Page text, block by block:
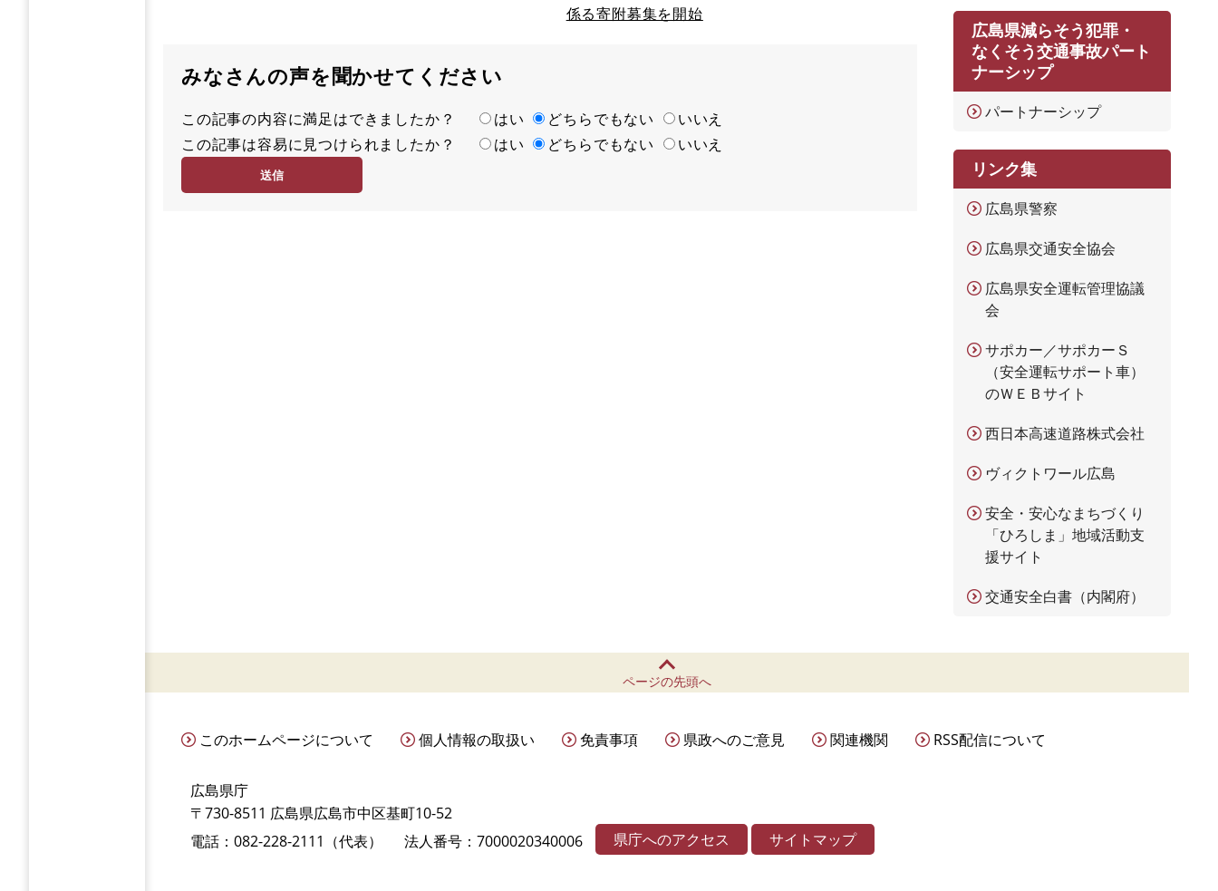
係る寄附募集を開始
みなさんの声を聞かせてください
満
足
この記事の内容に満足はできましたか？ はい どちらでもない
いいえ
容
度
この記事は容易に見つけられましたか？ はい どちらでもない いいえ
広島県減らそう犯罪・
なくそう交通事故パート
ナーシップ
パートナーシップ
リンク集
広島県警察
広島県交通安全協会
広島県安全運転管理協議
会
サポカー／サポカーＳ
（安全運転サポート車）
のＷＥＢサイト
西日本高速道路株式会社
ヴィクトワール広島
安全・安心なまちづくり
「ひろしま」地域活動支
援サイト
交通安全白書（内閣府）
ページの先頭へ
このホームページについて 個人情報の取扱い 免責事項 県政へのご意見 関連機関 RSS配信について
広島県庁
〒730-8511 広島県広島市中区基町10-52
電話：082-228-2111（代表）
法人番号：7000020340006 県庁へのアクセス サイトマップ